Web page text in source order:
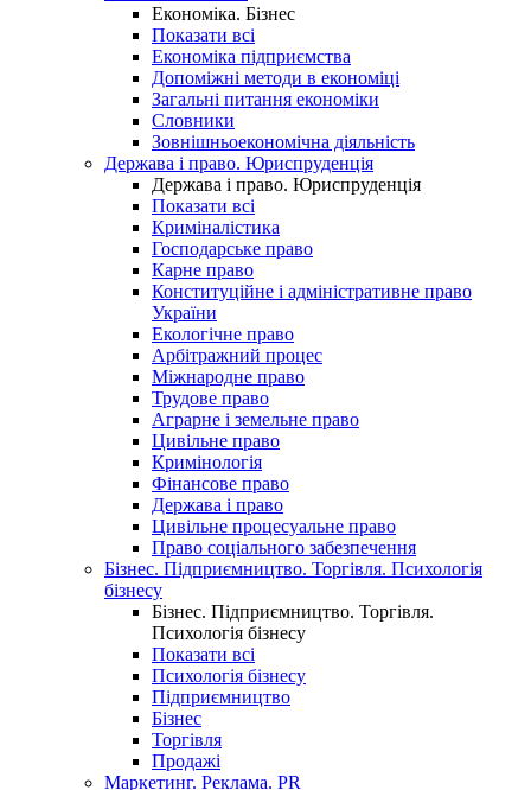
Економіка. Бізнес
Показати всі
Економіка підприємства
Допоміжні методи в економіці
Загальні питання економіки
Словники
Зовнішньоекономічна діяльність
Держава і право. Юриспруденція
Держава і право. Юриспруденція
Показати всі
Криміналістика
Господарське право
Карне право
Конституційне і адміністративне право
України
Екологічне право
Арбітражний процес
Міжнародне право
Трудове право
Аграрне і земельне право
Цивільне право
Кримінологія
Фінансове право
Держава і право
Цивільне процесуальне право
Право соціального забезпечення
Бізнес. Підприємництво. Торгівля. Психологія
бізнесу
Бізнес. Підприємництво. Торгівля.
Психологія бізнесу
Показати всі
Психологія бізнесу
Підприємництво
Бізнес
Торгівля
Продажі
Маркетинг. Реклама. PR